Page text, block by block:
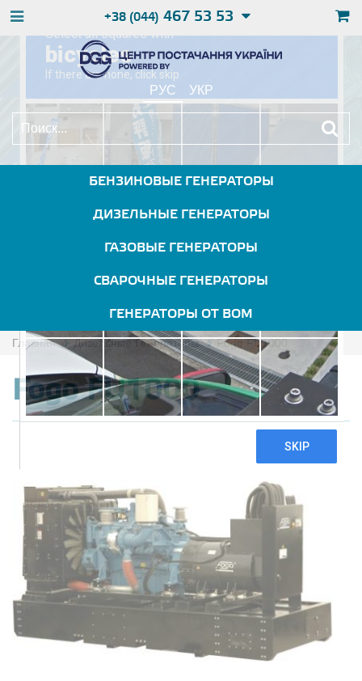
+38 (044) 467 53 53
РУС УКР
БЕНЗИНОВЫЕ ГЕНЕРАТОРЫ
ДИЗЕЛЬНЫЕ ГЕНЕРАТОРЫ
ГАЗОВЫЕ ГЕНЕРАТОРЫ
СВАРОЧНЫЕ ГЕНЕРАТОРЫ
ГЕНЕРАТОРЫ ОТ ВОМ
Главная Дизельные Генераторы Fogo FU1000
Fogo FU1000